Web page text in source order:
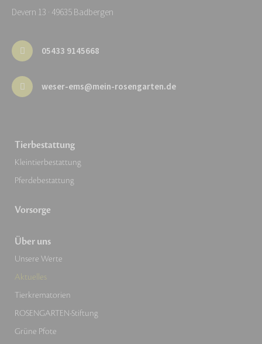
Devern 13 · 49635 Badbergen
05433 9145668
weser-ems@mein-rosengarten.de
Tierbestattung
Kleintierbestattung
Pferdebestattung
Vorsorge
Über uns
Unsere Werte
Aktuelles
Tierkrematorien
ROSENGARTEN-Stiftung
Grüne Pfote